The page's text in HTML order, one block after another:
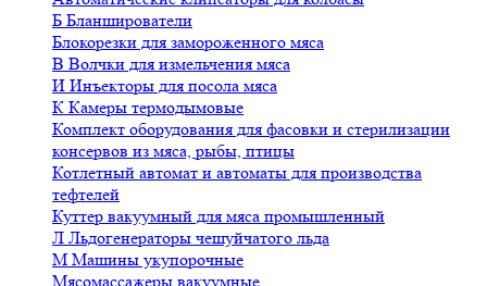
Б Бланширователи
Блокорезки для замороженного мяса
В Волчки для измельчения мяса
И Инъекторы для посола мяса
К Камеры термодымовые
Комплект оборудования для фасовки и стерилизации
консервов из мяса, рыбы, птицы
Котлетный автомат и автоматы для производства
тефтелей
Куттер вакуумный для мяса промышленный
Л Льдогенераторы чешуйчатого льда
М Машины укупорочные
Мясомассажеры вакуумные